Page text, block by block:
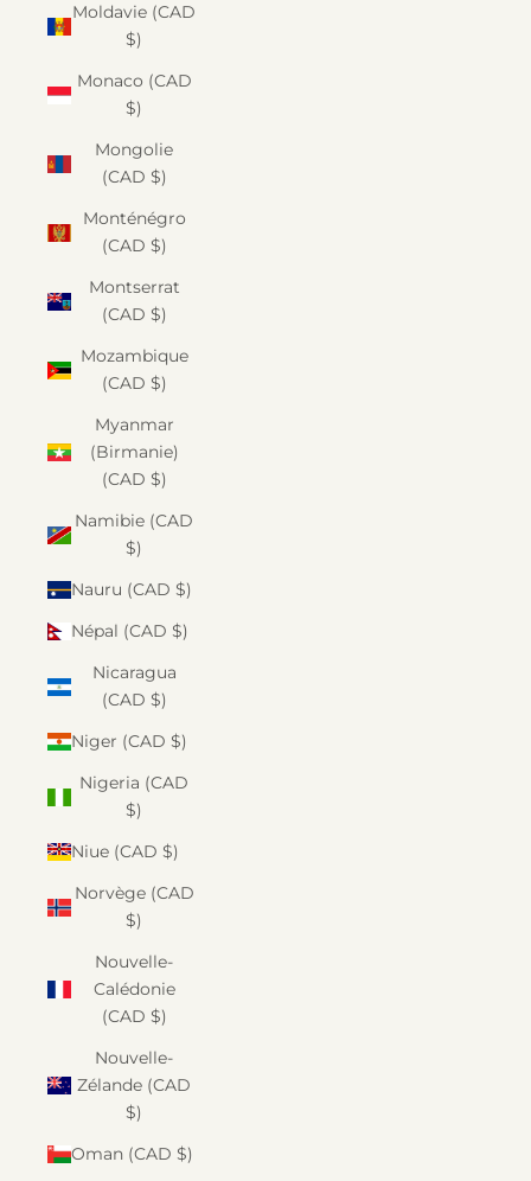
Moldavie (CAD
$)
Monaco (CAD
$)
Mongolie
(CAD $)
Monténégro
(CAD $)
Montserrat
(CAD $)
Mozambique
(CAD $)
Myanmar
(Birmanie)
(CAD $)
Namibie (CAD
$)
Nauru (CAD $)
Népal (CAD $)
Nicaragua
(CAD $)
Niger (CAD $)
Nigeria (CAD
$)
Niue (CAD $)
Norvège (CAD
$)
Nouvelle-
Calédonie
(CAD $)
Nouvelle-
Zélande (CAD
$)
Oman (CAD $)